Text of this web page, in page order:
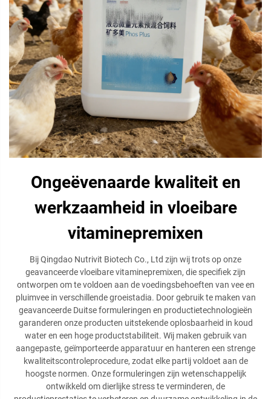
Ongeëvenaarde kwaliteit en
werkzaamheid in vloeibare
vitaminepremixen
Bij Qingdao Nutrivit Biotech Co., Ltd zijn wij trots op onze
geavanceerde vloeibare vitaminepremixen, die specifiek zijn
ontworpen om te voldoen aan de voedingsbehoeften van vee en
pluimvee in verschillende groeistadia. Door gebruik te maken van
geavanceerde Duitse formuleringen en productietechnologieën
garanderen onze producten uitstekende oplosbaarheid in koud
water en een hoge productstabiliteit. Wij maken gebruik van
aangepaste, geïmporteerde apparatuur en hanteren een strenge
kwaliteitscontroleprocedure, zodat elke partij voldoet aan de
hoogste normen. Onze formuleringen zijn wetenschappelijk
ontwikkeld om dierlijke stress te verminderen, de